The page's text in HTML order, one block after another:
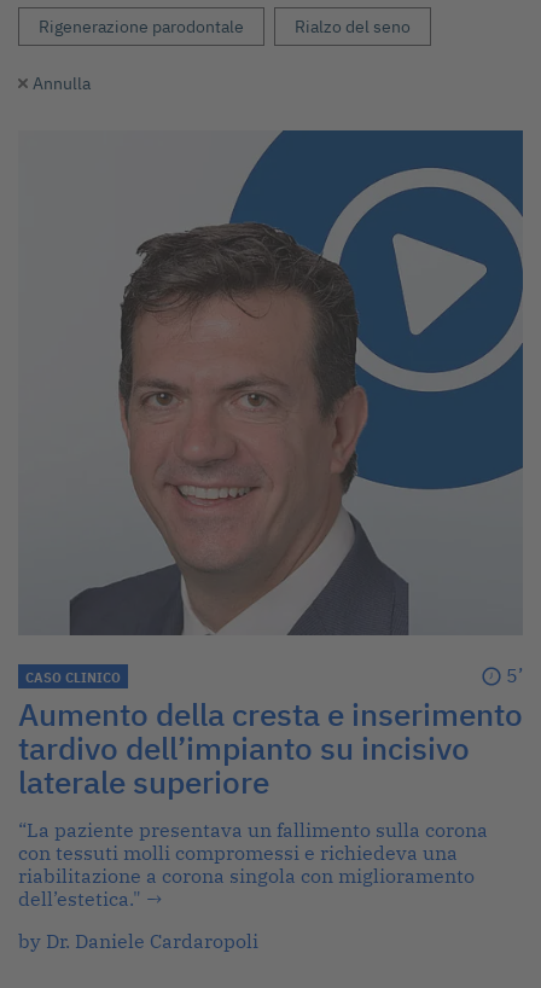
Rigenerazione parodontale Rialzo del seno
Annulla
CASO CLINICO 5’
Aumento della cresta e inserimento
tardivo dell’impianto su incisivo
laterale superiore
“La paziente presentava un fallimento sulla corona
con tessuti molli compromessi e richiedeva una
riabilitazione a corona singola con miglioramento
dell’estetica." →
by Dr. Daniele Cardaropoli